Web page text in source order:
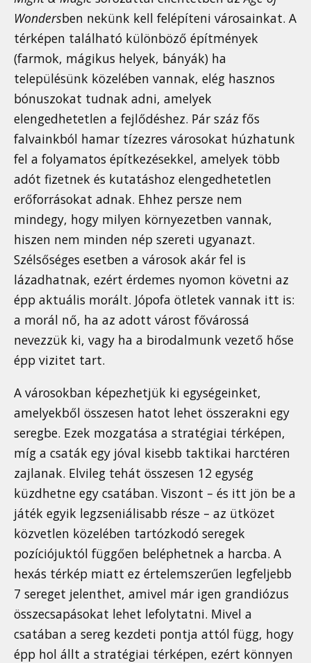
Wondersben nekünk kell felépíteni városainkat. A
térképen található különböző építmények
(farmok, mágikus helyek, bányák) ha
településünk közelében vannak, elég hasznos
bónuszokat tudnak adni, amelyek
elengedhetetlen a fejlődéshez. Pár száz fős
falvainkból hamar tízezres városokat húzhatunk
fel a folyamatos építkezésekkel, amelyek több
adót fizetnek és kutatáshoz elengedhetetlen
erőforrásokat adnak. Ehhez persze nem
mindegy, hogy milyen környezetben vannak,
hiszen nem minden nép szereti ugyanazt.
Szélsőséges esetben a városok akár fel is
lázadhatnak, ezért érdemes nyomon követni az
épp aktuális morált. Jópofa ötletek vannak itt is:
a morál nő, ha az adott várost fővárossá
nevezzük ki, vagy ha a birodalmunk vezető hőse
épp vizitet tart.
A városokban képezhetjük ki egységeinket,
amelyekből összesen hatot lehet összerakni egy
seregbe. Ezek mozgatása a stratégiai térképen,
míg a csaták egy jóval kisebb taktikai harctéren
zajlanak. Elvileg tehát összesen 12 egység
küzdhetne egy csatában. Viszont – és itt jön be a
játék egyik legzseniálisabb része – az ütközet
közvetlen közelében tartózkodó seregek
pozíciójuktól függően beléphetnek a harcba. A
hexás térkép miatt ez értelemszerűen legfeljebb
7 sereget jelenthet, amivel már igen grandiózus
összecsapásokat lehet lefolytatni. Mivel a
csatában a sereg kezdeti pontja attól függ, hogy
épp hol állt a stratégiai térképen, ezért könnyen